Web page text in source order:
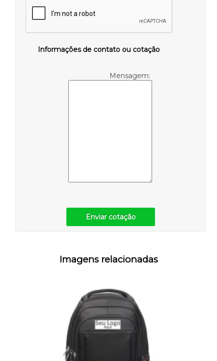
Informações de contato ou cotação
Mensagem:
Enviar cotação
Imagens relacionadas